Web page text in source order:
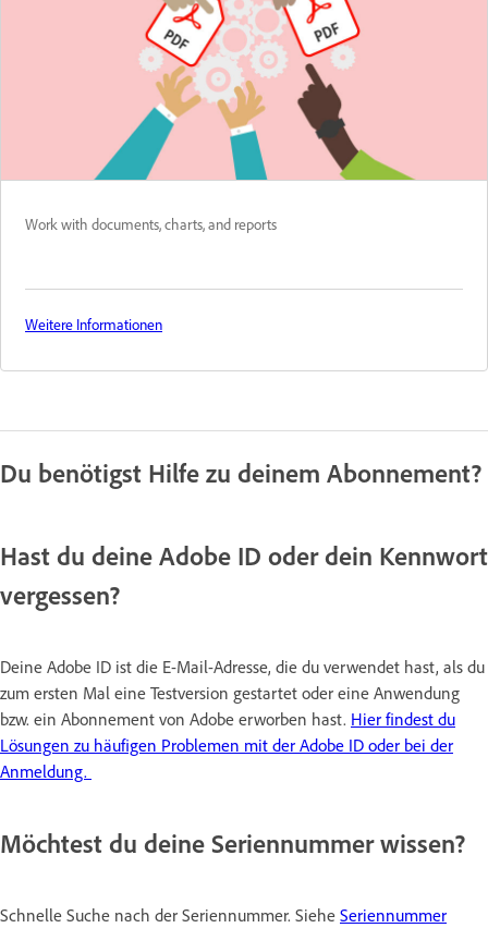
Work with documents, charts, and reports
Weitere Informationen
Du benötigst Hilfe zu deinem Abonnement?
Hast du deine Adobe ID oder dein Kennwort
vergessen?
Deine Adobe ID ist die E-Mail-Adresse, die du verwendet hast, als du
zum ersten Mal eine Testversion gestartet oder eine Anwendung
bzw. ein Abonnement von Adobe erworben hast. Hier findest du
Lösungen zu häufigen Problemen mit der Adobe ID oder bei der
Anmeldung.
Möchtest du deine Seriennummer wissen?
Schnelle Suche nach der Seriennummer. Siehe Seriennummer